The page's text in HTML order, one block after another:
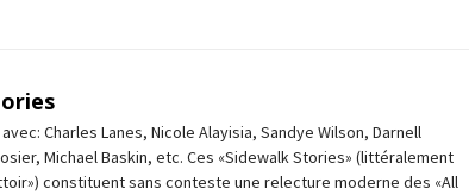
Charles Lanes, Nicole Alayisia, Sandye Wilson, Darnell
Michael Baskin, etc. Ces «Sidewalk Stories» (littéralement
constituent sans conteste une relecture moderne des «All